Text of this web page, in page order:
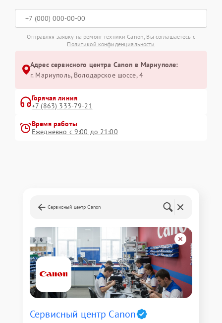
Отправляя заявку на ремонт техники Canon, Вы соглашаетесь с
Политикой конфиденциальности
Адрес сервисного центра Canon в Мариуполе:
г. Мариуполь, Володарское шоссе, 4
Горячая линия
+7 (863) 333-79-21
Время работы
Ежедневно с 9:00 до 21:00
Сервисный центр Canon
Сервисный центр Canon